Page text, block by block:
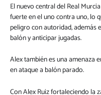
El nuevo central del Real
fuerte en el uno contra uno, lo
peligro con autoridad, además
balón y anticipar jugadas.
Alex también es una amenaza
en ataque a balón parado.
Con Alex Ruiz fortaleciendo la